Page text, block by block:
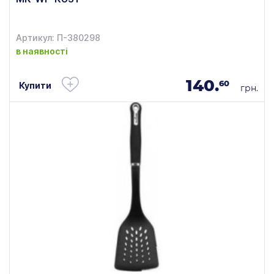
Артикул: П-380298
в наявності
Купити 140.60 грн.